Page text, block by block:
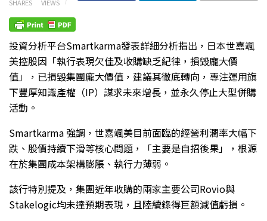
SHARES VIEWS
投資分析平台Smartkarma發表詳細分析指出，日本世嘉颯
美控股因「執行表現欠佳及收購缺乏紀律，損毀龐大價
值」，已損毀集團龐大價值，建議其徹底轉向，專注運用旗
下豐厚知識產權（IP）謀求未來增長，並永久停止大型併購
活動。
Smartkarma 強調，世嘉颯美目前面臨的經營利潤率大幅下
跌、股價持續下滑等核心問題，「主要是自招後果」，根源
在於集團成本架構膨脹、執行力薄弱。
該行特別提及，集團近年收購的兩家主要公司Rovio與
Stakelogic均未達預期表現，且陸續錄得巨額減值虧損。